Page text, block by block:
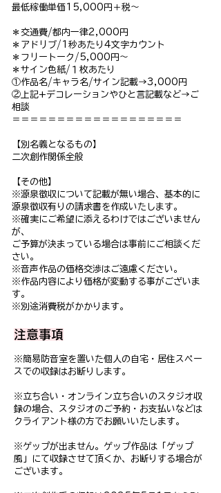
最低稼働単価15,000円＋税～
＊交通費/都内一律2,000円
＊アドリブ/1秒あたり4文字カウント
＊フリートーク/5,000円～
＊サイン色紙/１枚あたり
①作品名/キャラ名/サイン記載→3,000円
②上記+デコレーションやひと言記載など→ご
相談
＝＝＝＝＝＝＝＝＝＝＝＝＝＝＝＝＝＝＝
【別名義となるもの】
二次創作関係全般
【その他】
※源泉徴収について記載が無い場合、基本的に
源泉徴収有りの請求書を作成いたします。
※確実にご希望に添えるわけではございません
が、
ご予算が決まっている場合は事前にご相談くだ
さい。
※音声作品の価格交渉はご遠慮ください。
※作品内容により価格が変動する事がございま
す。
※別途消費税がかかります。
注意事項
※簡易防音室を置いた個人の自宅・居住スペー
スでの収録はお断りします。
※立ち合い・オンライン立ち合いのスタジオ収
録の場合、スタジオのご予約・お支払いなどは
クライアント様の方でお願いいたします。
※ゲップが出ません。ゲップ作品は「ゲップ
風」にて収録させて頂くか、お断りする場合が
ございます。